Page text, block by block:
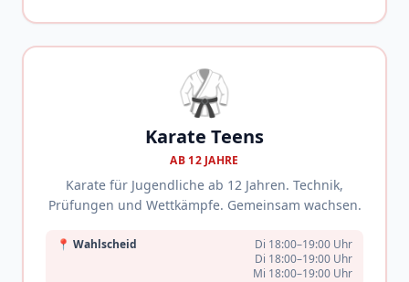
🥋
Karate Teens
AB 12 JAHRE
Karate für Jugendliche ab 12 Jahren. Technik,
Prüfungen und Wettkämpfe. Gemeinsam wachsen.
📍 Wahlscheid
Di 18:00–19:00 Uhr
Di 18:00–19:00 Uhr
Mi 18:00–19:00 Uhr